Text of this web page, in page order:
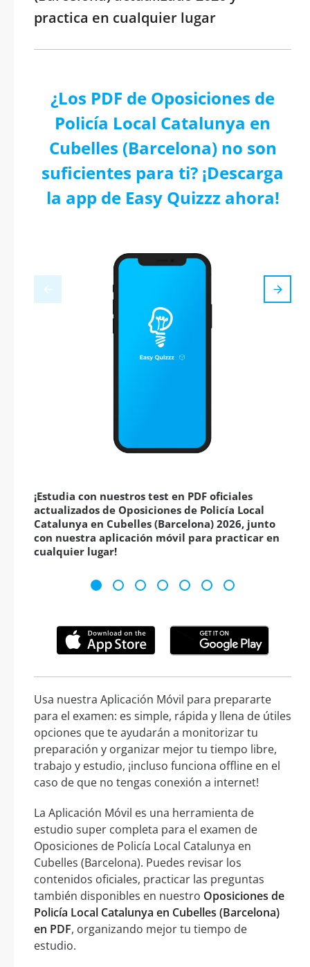
practica en cualquier lugar
¿Los PDF de Oposiciones de
Policía Local Catalunya en
Cubelles (Barcelona) no son
suficientes para ti? ¡Descarga
la app de Easy Quizzz ahora!
¡Estudia con nuestros test en PDF oficiales
actualizados de Oposiciones de Policía Local
Catalunya en Cubelles (Barcelona) 2026, junto
con nuestra aplicación móvil para practicar en
cualquier lugar!
Usa nuestra Aplicación Móvil para prepararte
para el examen: es simple, rápida y llena de útiles
opciones que te ayudarán a monitorizar tu
preparación y organizar mejor tu tiempo libre,
trabajo y estudio, ¡incluso funciona offline en el
caso de que no tengas conexión a internet!
La Aplicación Móvil es una herramienta de
estudio super completa para el examen de
Oposiciones de Policía Local Catalunya en
Cubelles (Barcelona). Puedes revisar los
contenidos oficiales, practicar las preguntas
también disponibles en nuestro Oposiciones de
Policía Local Catalunya en Cubelles (Barcelona)
en PDF, organizando mejor tu tiempo de
estudio.